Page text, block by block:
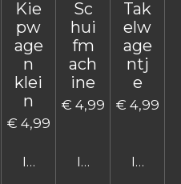
Kie
pw
age
n
klei
n
€ 4,99
In winkelwagen
Sc
hui
fm
ach
ine
€ 4,99
In
Tak
elw
age
ntj
e
€ 4,99
In